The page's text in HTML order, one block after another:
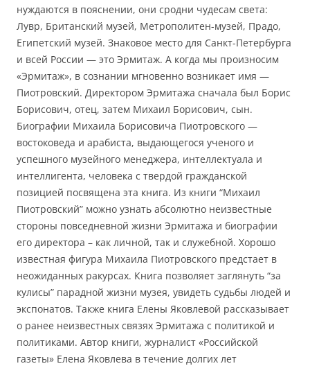
нуждаются в пояснении, они сродни чудесам света:
Лувр, Британский музей, Метрополитен-музей, Прадо,
Египетский музей. Знаковое место для Санкт-Петербурга
и всей России — это Эрмитаж. А когда мы произносим
«Эрмитаж», в сознании мгновенно возникает имя —
Пиотровский. Директором Эрмитажа сначала был Борис
Борисович, отец, затем Михаил Борисович, сын.
Биографии Михаила Борисовича Пиотровского —
востоковеда и арабиста, выдающегося ученого и
успешного музейного менеджера, интеллектуала и
интеллигента, человека с твердой гражданской
позицией посвящена эта книга. Из книги “Михаил
Пиотровский” можно узнать абсолютно неизвестные
стороны повседневной жизни Эрмитажа и биографии
его директора – как личной, так и служебной. Хорошо
известная фигура Михаила Пиотровского предстает в
неожиданных ракурсах. Книга позволяет заглянуть “за
кулисы” парадной жизни музея, увидеть судьбы людей и
экспонатов. Также книга Елены Яковлевой рассказывает
о ранее неизвестных связях Эрмитажа с политикой и
политиками. Автор книги, журналист «Российской
газеты» Елена Яковлева в течение долгих лет